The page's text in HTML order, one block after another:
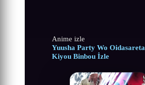
Anime izle
Yuusha Party Wo Oidasareta
Kiyou Binbou İzle